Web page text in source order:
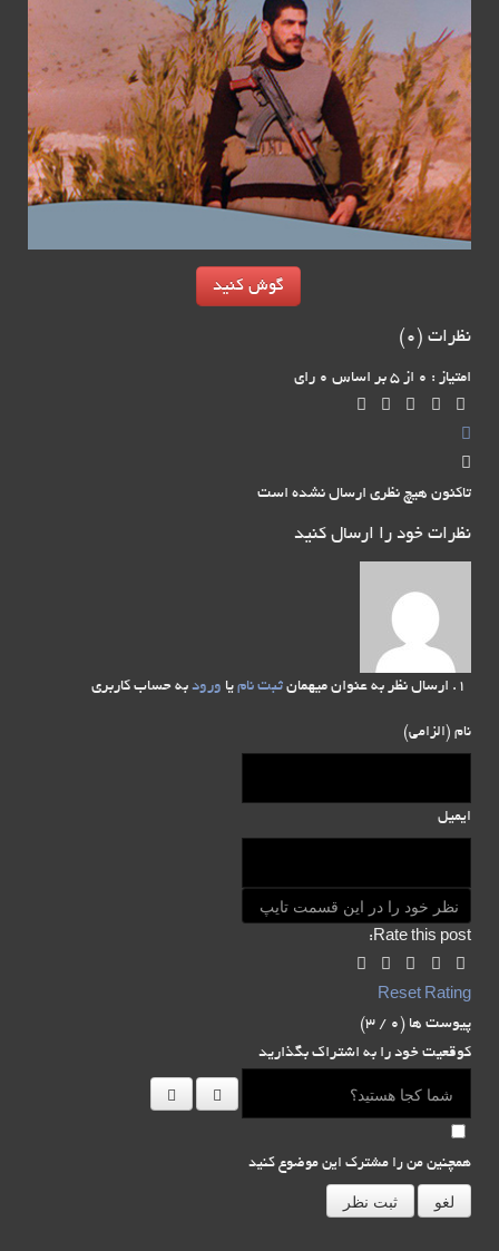
گوش کنید
نظرات ( 0
)
امتیاز : 0 از 5 بر اساس 0 رای
تاکنون هیچ نظری ارسال نشده است
نظرات خود را ارسال کنید
ارسال نظر به عنوان میهمان ثبت نام یا ورود به حساب کاربری
نام (الزامی)
ایمیل
Rate this post:
Reset Rating
پیوست ها ( 0
/ 3)
کوقعیت خود را به اشتراک بگذارید
همچنین من را مشترک این موضوع کنید
لغو ثبت نظر